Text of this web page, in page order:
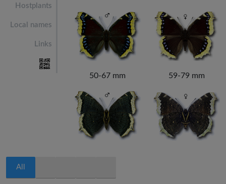
Hostplants
Local names
Links
50-67 mm 59-79 mm
All